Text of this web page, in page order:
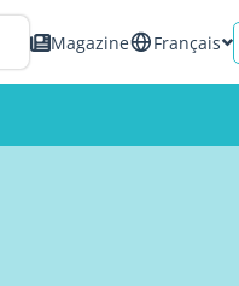
Magazine Français